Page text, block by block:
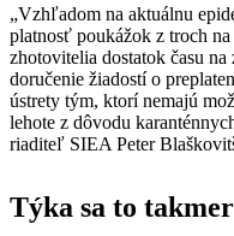
„Vzhľadom na aktuálnu
platnosť poukážok z troch
zhotovitelia dostatok času na
doručenie žiadostí o
ústrety tým, ktorí nemajú
lehote z dôvodu
riaditeľ SIEA Peter
Týka sa to